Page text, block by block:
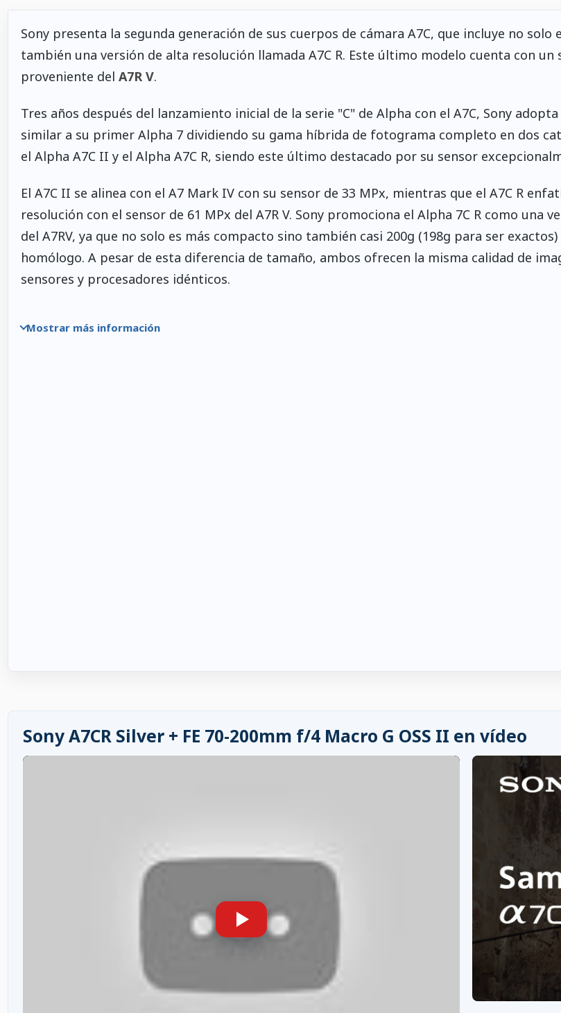
Sony presenta la segunda generación de sus cuerpos de cámara A7C, que incluye no solo
también una versión de alta resolución llamada A7C R. Este último modelo cuenta con un
proveniente del A7R V.
Tres años después del lanzamiento inicial de la serie "C" de Alpha con el A7C, Sony
similar a su primer Alpha 7 dividiendo su gama híbrida de fotograma completo en dos
el Alpha A7C II y el Alpha A7C R, siendo este último destacado por su sensor
El A7C II se alinea con el A7 Mark IV con su sensor de 33 MPx, mientras que el A7C R
resolución con el sensor de 61 MPx del A7R V. Sony promociona el Alpha 7C R como una
del A7RV, ya que no solo es más compacto sino también casi 200g (198g para ser
homólogo. A pesar de esta diferencia de tamaño, ambos ofrecen la misma calidad de
sensores y procesadores idénticos.
Mostrar más información
Sony A7CR Silver + FE 70-200mm f/4 Macro G OSS II en vídeo